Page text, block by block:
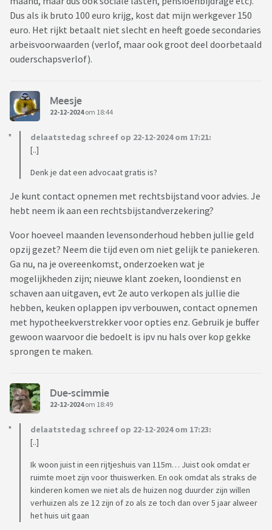
Dus als ik bruto 100 euro krijg, kost dat mijn werkgever 150
euro. Het rijkt betaalt niet slecht en heeft goede secondaries
arbeisvoorwaarden (verlof, maar ook groot deel doorbetaald
ouderschapsverlof).
Meesje
22-12-2024om 18:44
delaatstedag schreef op 22-12-2024 om 17:21:
[..]
Denk je dat een advocaat gratis is?
Je kunt contact opnemen met rechtsbijstand voor advies. Je
hebt neem ik aan een rechtsbijstandverzekering?
Voor hoeveel maanden levensonderhoud hebben jullie geld
opzij gezet? Neem die tijd even om niet gelijk te paniekeren.
Ga nu, na je overeenkomst, onderzoeken wat je
mogelijkheden zijn; nieuwe klant zoeken, loondienst en
schaven aan uitgaven, evt 2e auto verkopen als jullie die
hebben, keuken oplappen ipv verbouwen, contact opnemen
met hypotheekverstrekker voor opties enz. Gebruik je buffer
gewoon waarvoor die bedoelt is ipv nu hals over kop gekke
sprongen te maken.
Due-scimmie
22-12-2024om 18:49
delaatstedag schreef op 22-12-2024 om 17:23:
[..]
Ik woon juist in een rijtjeshuis van 115m… Juist ook omdat er
ruimte moet zijn voor thuiswerken. En ook omdat als straks de
kinderen komen we niet als de huizen nog duurder zijn willen
verhuizen als ze 12 zijn of zo als ze toch dan over 5 jaar alweer
het huis uit gaan